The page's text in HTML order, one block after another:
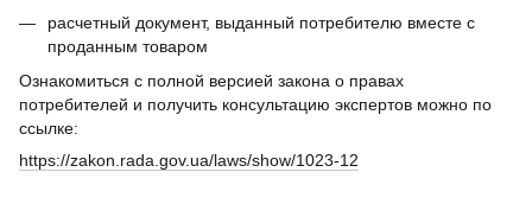
расчетный документ, выданный потребителю вместе с
проданным товаром
Ознакомиться с полной версией закона о правах
потребителей и получить консультацию экспертов можно по
ссылке:
https://zakon.rada.gov.ua/laws/show/1023-12